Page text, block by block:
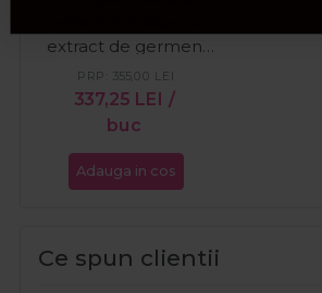
extract de germeni
de grau 200ml
337,25 LEI /
buc
PRP: 355,00 LEI
Adauga in cos
Ce spun clientii